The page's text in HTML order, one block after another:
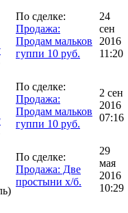
По сделке:
Продажа:
Продам мальков
гуппи 10 руб.
24
сен
2016
11:20
По сделке:
Продажа:
Продам мальков
гуппи 10 руб.
2 сен
2016
07:16
По сделке:
Продажа: Две
простыни х/б.
29
мая
2016
10:29